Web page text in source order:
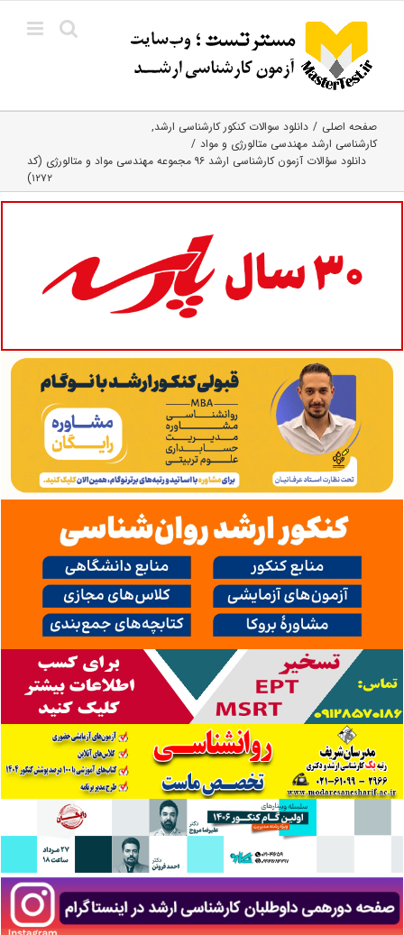
content
صفحه اصلی
دانلود سوالات کنکور کارشناسی ارشد
کارشناسی ارشد مهندسی متالورژی و مواد
دانلود سؤالات آزمون کارشناسی ارشد ۹۶ مجموعه مهندسی مواد و متالورژی (کد
۱۲۷۲)